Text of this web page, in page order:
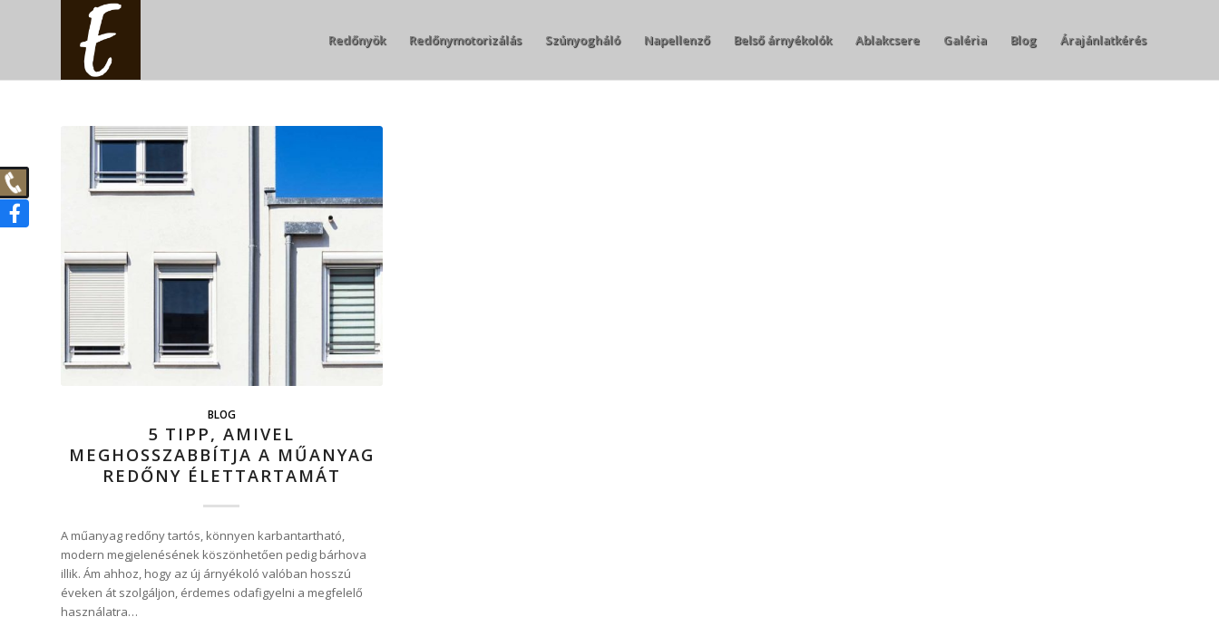
Redőnyök Redőnymotorizálás Szúnyogháló Napellenző Belső árnyékolók Ablakcsere Galéria Blog Árajánlatkérés
BLOG
5 TIPP, AMIVEL
MEGHOSSZABBÍTJA A MŰANYAG
REDŐNY ÉLETTARTAMÁT
A műanyag redőny tartós, könnyen karbantartható,
modern megjelenésének köszönhetően pedig bárhova
illik. Ám ahhoz, hogy az új árnyékoló valóban hosszú
éveken át szolgáljon, érdemes odafigyelni a megfelelő
használatra…